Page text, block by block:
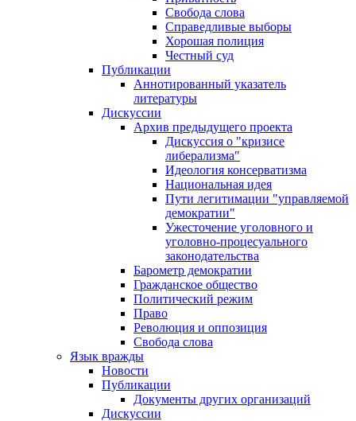
Свобода слова
Справедливые выборы
Хорошая полиция
Честный суд
Публикации
Аннотированный указатель
литературы
Дискуссии
Архив предыдущего проекта
Дискуссия о "кризисе
либерализма"
Идеология консерватизма
Национальная идея
Пути легитимации "управляемой
демократии"
Ужесточение уголовного и
уголовно-процесуального
законодательства
Барометр демократии
Гражданское общество
Политический режим
Право
Революция и оппозиция
Свобода слова
Язык вражды
Новости
Публикации
Документы других организаций
Дискуссии